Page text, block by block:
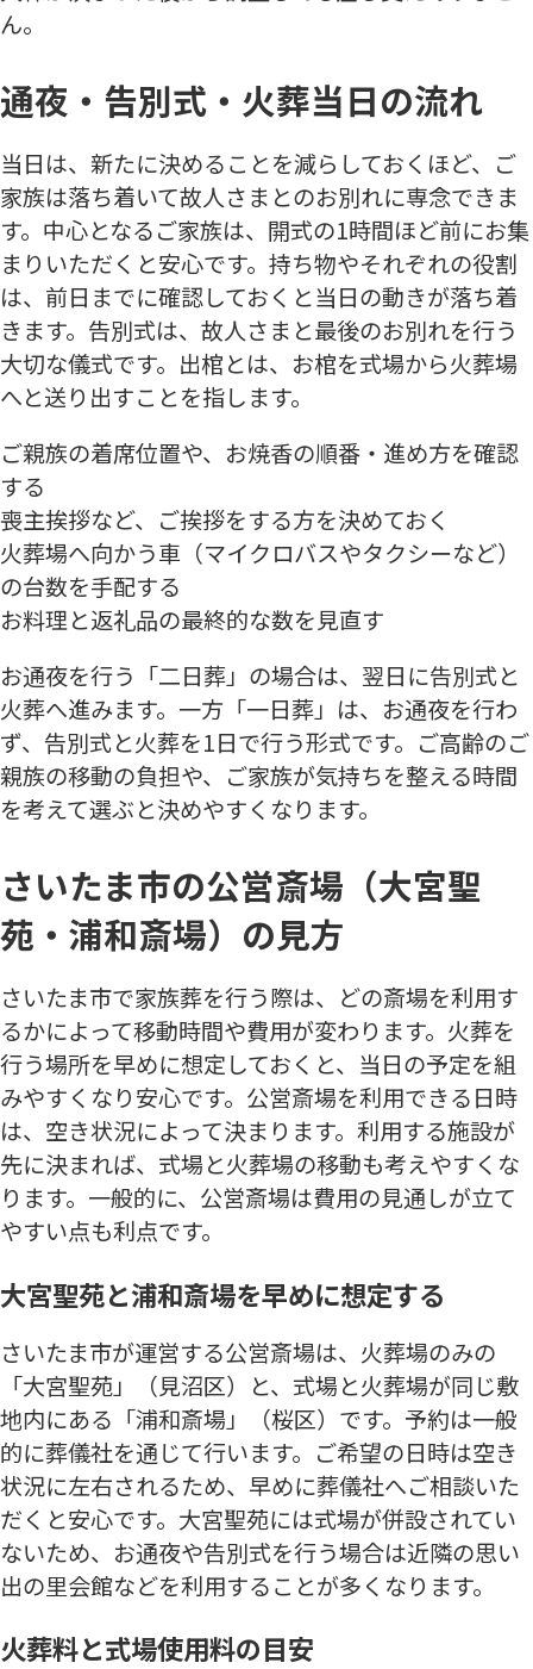
ん。
通夜・告別式・火葬当日の流れ
当日は、新たに決めることを減らしておくほど、ご
家族は落ち着いて故人さまとのお別れに専念できま
す。中心となるご家族は、開式の1時間ほど前にお集
まりいただくと安心です。持ち物やそれぞれの役割
は、前日までに確認しておくと当日の動きが落ち着
きます。告別式は、故人さまと最後のお別れを行う
大切な儀式です。出棺とは、お棺を式場から火葬場
へと送り出すことを指します。
ご親族の着席位置や、お焼香の順番・進め方を確認
する
喪主挨拶など、ご挨拶をする方を決めておく
火葬場へ向かう車（マイクロバスやタクシーなど）
の台数を手配する
お料理と返礼品の最終的な数を見直す
お通夜を行う「二日葬」の場合は、翌日に告別式と
火葬へ進みます。一方「一日葬」は、お通夜を行わ
ず、告別式と火葬を1日で行う形式です。ご高齢のご
親族の移動の負担や、ご家族が気持ちを整える時間
を考えて選ぶと決めやすくなります。
さいたま市の公営斎場（大宮聖
苑・浦和斎場）の見方
さいたま市で家族葬を行う際は、どの斎場を利用す
るかによって移動時間や費用が変わります。火葬を
行う場所を早めに想定しておくと、当日の予定を組
みやすくなり安心です。公営斎場を利用できる日時
は、空き状況によって決まります。利用する施設が
先に決まれば、式場と火葬場の移動も考えやすくな
ります。一般的に、公営斎場は費用の見通しが立て
やすい点も利点です。
大宮聖苑と浦和斎場を早めに想定する
さいたま市が運営する公営斎場は、火葬場のみの
「大宮聖苑」（見沼区）と、式場と火葬場が同じ敷
地内にある「浦和斎場」（桜区）です。予約は一般
的に葬儀社を通じて行います。ご希望の日時は空き
状況に左右されるため、早めに葬儀社へご相談いた
だくと安心です。大宮聖苑には式場が併設されてい
ないため、お通夜や告別式を行う場合は近隣の思い
出の里会館などを利用することが多くなります。
火葬料と式場使用料の目安